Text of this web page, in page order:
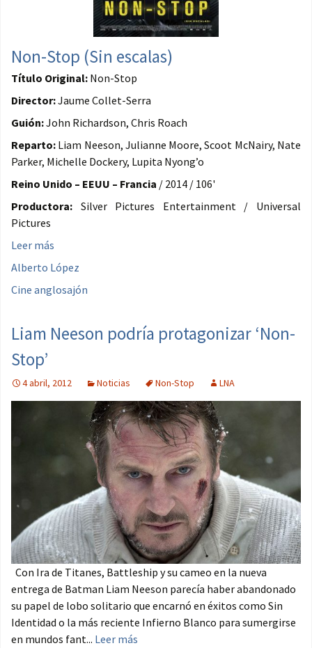
Non-Stop (Sin escalas)
Título Original: Non-Stop
Director:Jaume Collet-Serra
Guión:John Richardson, Chris Roach
Reparto: Liam Neeson, Julianne Moore, Scoot McNairy, Nate
Parker, Michelle Dockery, Lupita Nyong’o
Reino Unido – EEUU – Francia / 2014 / 106'
Productora: Silver Pictures Entertainment / Universal
Pictures
Leer más
Alberto López
Cine anglosajón
Liam Neeson podría protagonizar ‘Non-
Stop’
4 abril, 2012 Noticias Non-Stop LNA
Con Ira de Titanes, Battleship y su cameo en la nueva
entrega de Batman Liam Neeson parecía haber abandonado
su papel de lobo solitario que encarnó en éxitos como Sin
Identidad o la más reciente Infierno Blanco para sumergirse
en mundos fant... Leer más